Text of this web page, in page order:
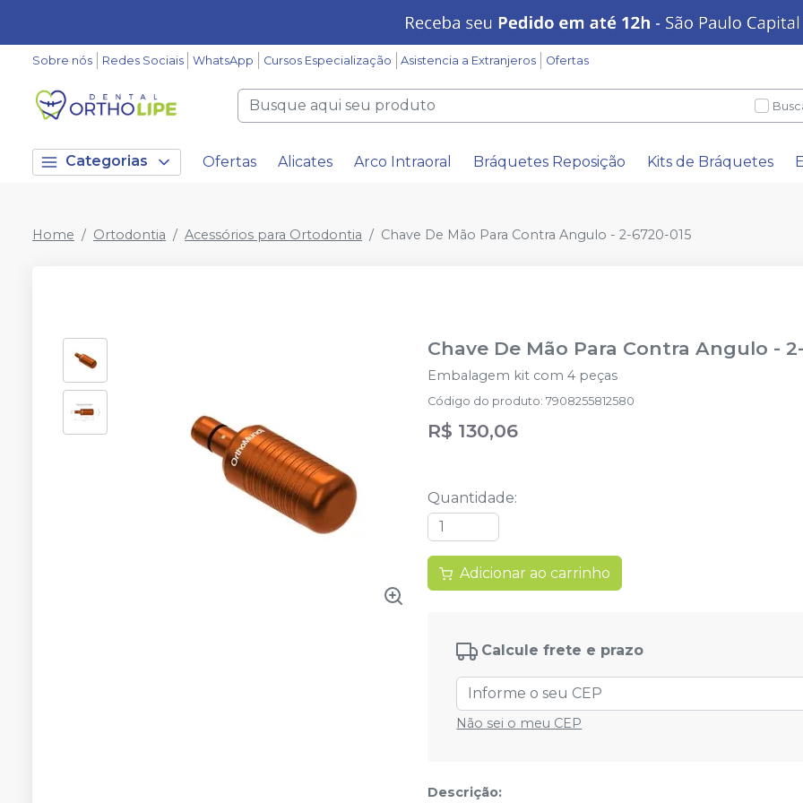
Sobre nós Redes Sociais WhatsApp Cursos Especialização Asistencia a Extranjeros Ofertas
Categorias Ofertas Alicates Arco Intraoral Bráquetes Reposição Kits de Bráquetes
Home Ortodontia Acessórios para Ortodontia Chave De Mão Para Contra Angulo - 2-6720-015
Chave De Mão Para Contra Angulo -
Embalagem kit com 4 peças
Código do produto:7908255812580
R$ 130,06
Quantidade:
Adicionar ao carrinho
Calcule frete e prazo
Não sei o meu CEP
Descrição: